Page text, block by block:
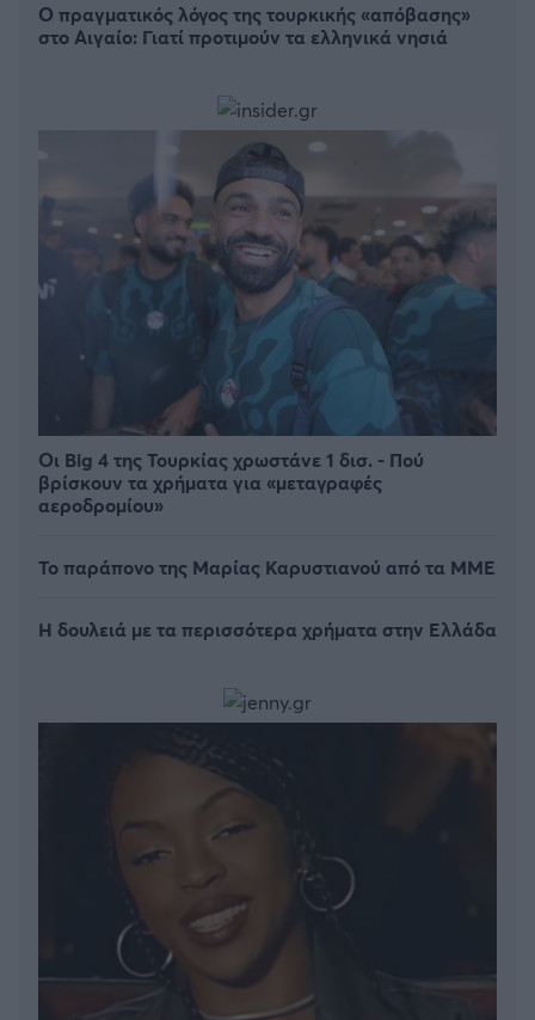
Ο πραγματικός λόγος της τουρκικής «απόβασης»
στο Αιγαίο: Γιατί προτιμούν τα ελληνικά νησιά
Οι Big 4 της Τουρκίας χρωστάνε 1 δισ. - Πού
βρίσκουν τα χρήματα για «μεταγραφές
αεροδρομίου»
Το παράπονο της Μαρίας Καρυστιανού από τα ΜΜΕ
Η δουλειά με τα περισσότερα χρήματα στην Ελλάδα